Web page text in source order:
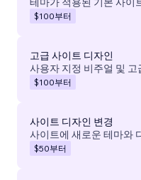
$100부터
고급 사이트 디자인
사용자 지정 비주얼 및
$100부터
사이트 디자인 변경
사이트에 새로운 테마와
$50부터